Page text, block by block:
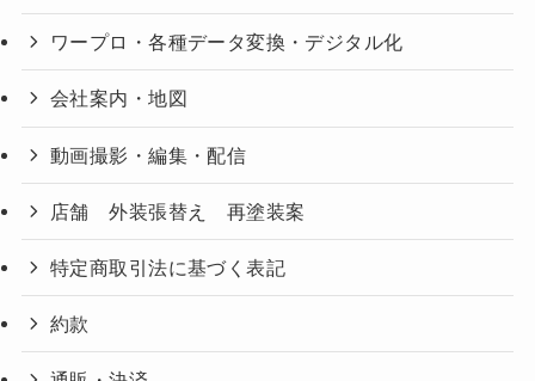
ワープロ・各種データ変換・デジタル化
会社案内・地図
動画撮影・編集・配信
店舗 外装張替え 再塗装案
特定商取引法に基づく表記
約款